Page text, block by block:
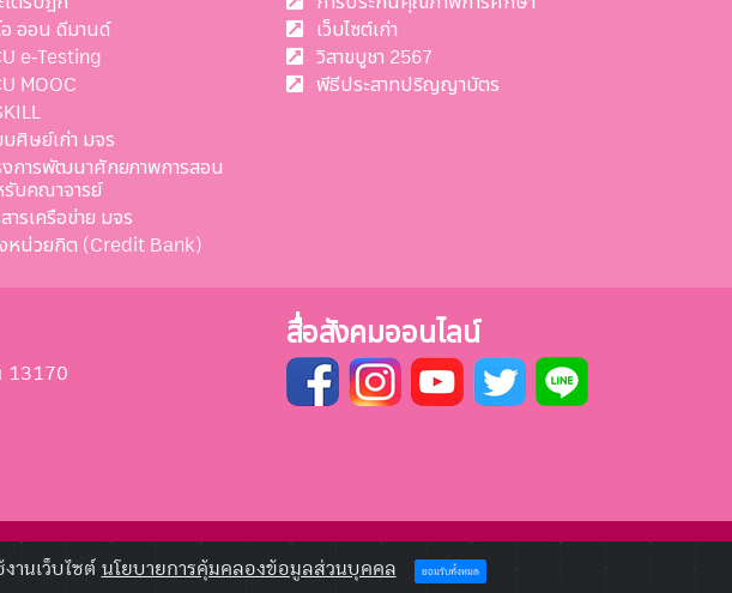
อ ออน ดีมานด์
e-Testing
MOOC
บศิษย์เก่า มจร
งการพัฒนาศักยภาพการสอน
รับคณาจารย์
ารเครือข่าย มจร
หน่วยกิต (Credit Bank)
เว็บไซต์เก่า
วิสาขบูชา 2567
พีธีประสาทปริญญาบัตร
13170
สื่อสังคมออนไลน์
านเว็บไซต์ นโยบายการคุ้มคลองข้อมูลส่วนบุคคล ยอมรับทั้งหมด